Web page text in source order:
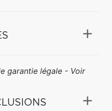
garantie légale - Voir